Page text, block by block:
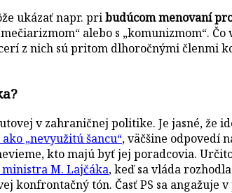
ukázať napr. pribudúcom menovaní
alebo s „komunizmom“.
z nich sú pritom dlhoročnými členmi
v zahraničnej politike. Je jasné,
„nevyužitú šancu“, väčšine odpovedí
kto majú byť jej poradcovia.
M. Lajčáka, keď sa vláda
konfrontačný tón. Časť PS sa angažuje